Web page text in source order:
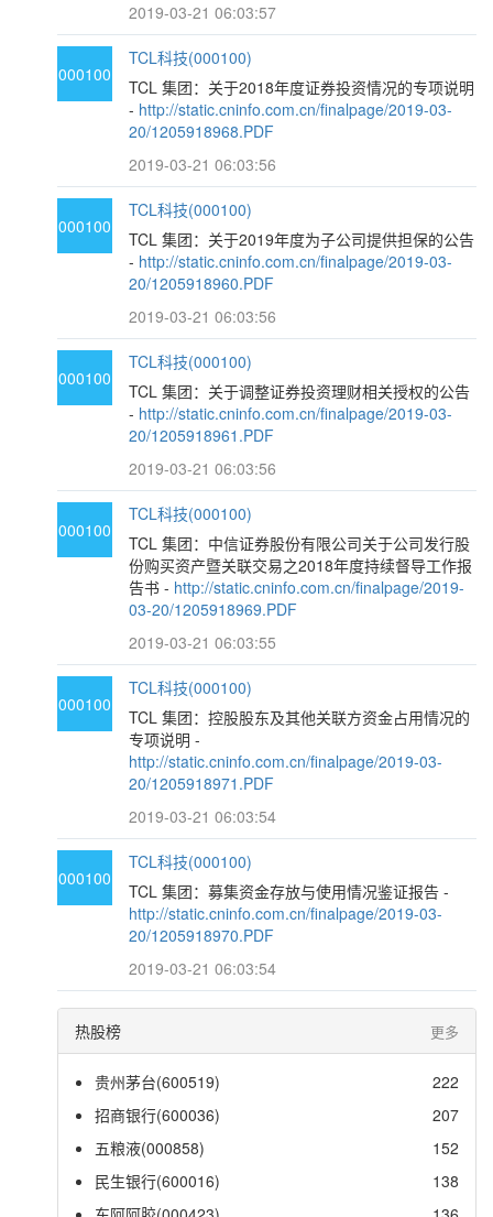
2019-03-21 06:03:57
000100
TCL科技(000100)
TCL 集团：关于2018年度证券投资情况的专项说明
- http://static.cninfo.com.cn/finalpage/2019-03-
20/1205918968.PDF
2019-03-21 06:03:56
000100
TCL科技(000100)
TCL 集团：关于2019年度为子公司提供担保的公告
- http://static.cninfo.com.cn/finalpage/2019-03-
20/1205918960.PDF
2019-03-21 06:03:56
000100
TCL科技(000100)
TCL 集团：关于调整证券投资理财相关授权的公告
- http://static.cninfo.com.cn/finalpage/2019-03-
20/1205918961.PDF
2019-03-21 06:03:56
000100
TCL科技(000100)
TCL 集团：中信证券股份有限公司关于公司发行股
份购买资产暨关联交易之2018年度持续督导工作报
告书 - http://static.cninfo.com.cn/finalpage/2019-
03-20/1205918969.PDF
2019-03-21 06:03:55
000100
TCL科技(000100)
TCL 集团：控股股东及其他关联方资金占用情况的
专项说明 -
http://static.cninfo.com.cn/finalpage/2019-03-
20/1205918971.PDF
2019-03-21 06:03:54
000100
TCL科技(000100)
TCL 集团：募集资金存放与使用情况鉴证报告 -
http://static.cninfo.com.cn/finalpage/2019-03-
20/1205918970.PDF
2019-03-21 06:03:54
热股榜 更多
贵州茅台(600519)
222
招商银行(600036)
207
五粮液(000858)
152
民生银行(600016)
138